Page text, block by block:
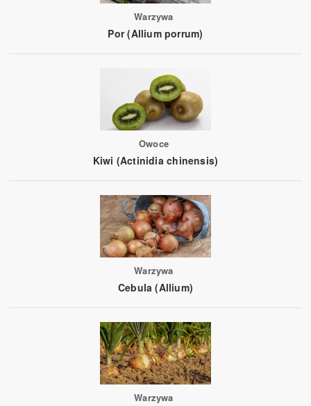
Warzywa
Por (Allium porrum)
Owoce
Kiwi (Actinidia chinensis)
Warzywa
Cebula (Allium)
Warzywa